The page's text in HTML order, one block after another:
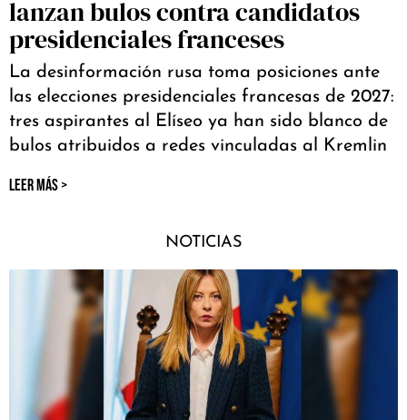
lanzan bulos contra candidatos
presidenciales franceses
La desinformación rusa toma posiciones ante
las elecciones presidenciales francesas de 2027:
tres aspirantes al Elíseo ya han sido blanco de
bulos atribuidos a redes vinculadas al Kremlin
LEER MÁS >
NOTICIAS